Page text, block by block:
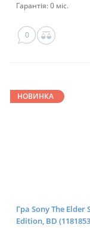
Гарантія: 0 міс.
0
НОВИНКА
Гра Sony The
Edition, BD